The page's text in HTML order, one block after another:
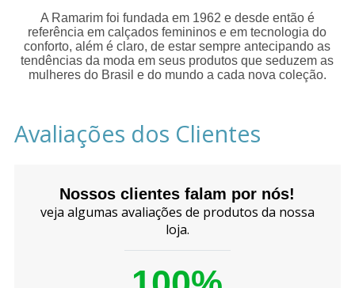
A Ramarim foi fundada em 1962 e desde então é
referência em calçados femininos e em tecnologia do
conforto, além é claro, de estar sempre antecipando as
tendências da moda em seus produtos que seduzem as
mulheres do Brasil e do mundo a cada nova coleção.
Avaliações dos Clientes
Nossos clientes falam por nós!
veja algumas avaliações de produtos da nossa
loja.